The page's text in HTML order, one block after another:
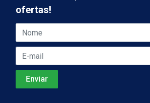
ofertas!